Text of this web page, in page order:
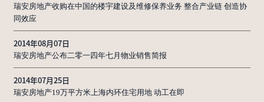
瑞安房地产收购在中国的楼宇建设及维修保养业务 整合产业链 创造协
同效应
2014年08月07日
瑞安房地产公布二零一四年七月物业销售简报
2014年07月25日
瑞安房地产19万平方米上海内环住宅用地 动工在即